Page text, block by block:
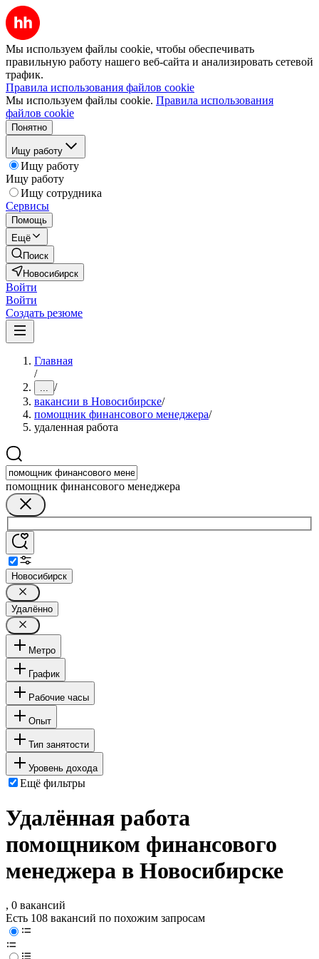
Мы используем файлы cookie, чтобы обеспечивать
правильную работу нашего веб-сайта и анализировать сетевой
трафик.
Правила использования файлов cookie
Мы используем файлы cookie. Правила использования
файлов cookie
Понятно
Ищу работу
Ищу работу
Ищу работу
Ищу сотрудника
Сервисы
Помощь
Ещё
Поиск
Новосибирск
Войти
Войти
Создать резюме
Главная
/
... /
вакансии в Новосибирске/
помощник финансового менеджера/
удаленная работа
помощник финансового менеджера
Новосибирск
Удалённо
Метро
График
Рабочие часы
Опыт
Тип занятости
Уровень дохода
Ещё фильтры
Удалённая работа
помощником финансового
менеджера в Новосибирске
, 0 вакансий
Есть 108 вакансий по похожим запросам